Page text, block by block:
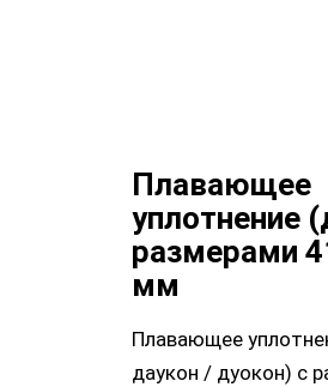
Плавающее
уплотнение
размерами
мм
Плавающее
даукон / дуокон) с